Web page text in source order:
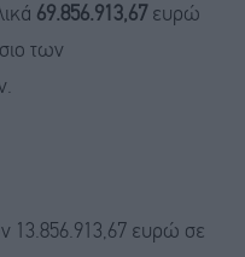
69.856.913,67 ευρώ
των
13.856.913,67 ευρώ σε